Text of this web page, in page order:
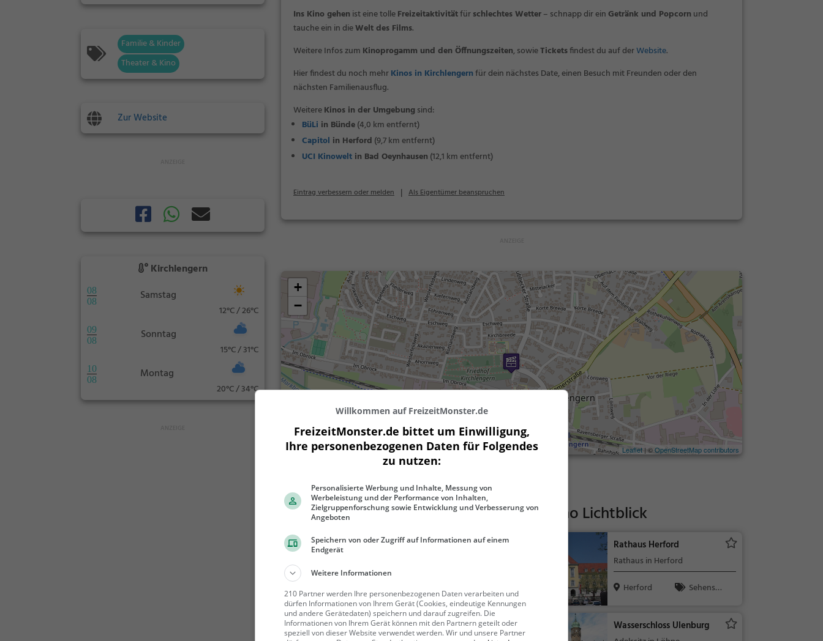
Familie & Kinder
Theater & Kino
Zur Website
Kirchlengern
08
08
Samstag
12°C / 26°C
09
08
Sonntag
15°C / 31°C
10
08
Montag
20°C / 34°C
Ins Kino gehen ist eine tolleFreizeitaktivitätfürschlechtes Wetter– schnapp dir einGetränk und Popcorn und
tauche ein in dieWelt des Films.
Weitere Infos zum Kinoprogamm und den Öffnungszeiten, sowieTicketsfindest du auf derWebsite.
Hier findest du noch mehrKinos in Kirchlengernfür dein nächstes Date, einen Besuch mit Freunden oder den
nächsten Familienausflug.
WeitereKinos in der Umgebungsind:
BüLi in Bünde(4,0 km entfernt)
Capitol in Herford (9,7 km entfernt)
UCI Kinowelt in Bad Oeynhausen (12,1 km entfernt)
Eintrag verbessern oder melden | Als Eigentümer beanspruchen
+
−
200 m
500 ft
Leaflet | ©OpenStreetMap contributors
Ähnliche Aktivitäten wieKommunales Kino Lichtblick
Digitale Detektiv-
Schulklassen & Familien
Osnabrüc
k
Action &
Abenteuer, F
amilie & Kind
er, Touren
Rathaus Herford
Rathaus in Herford
Herford
Sehensw
Kart 2000 Wasserschloss Ulenburg
Willkommen auf FreizeitMonster.de
FreizeitMonster.de bittet um Einwilligung,
Ihre personenbezogenen Daten für Folgendes
zu nutzen:
Personalisierte Werbung und Inhalte, Messung von
Werbeleistung und der Performance von Inhalten,
Zielgruppenforschung sowie Entwicklung und Verbesserung von
Angeboten
Speichern von oder Zugriff auf Informationen auf einem
Endgerät
Weitere Informationen
210 Partner werden Ihre personenbezogenen Daten verarbeiten und
dürfen Informationen von Ihrem Gerät (Cookies, eindeutige Kennungen
und andere Gerätedaten) speichern und darauf zugreifen. Die
Informationen von Ihrem Gerät können mit den Partnern geteilt oder
speziell von dieser Website verwendet werden. Wir und unsere Partner